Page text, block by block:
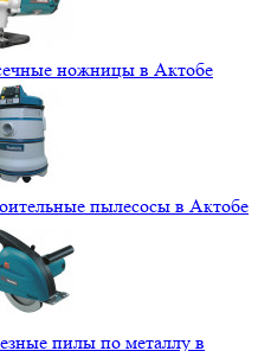
ножницы в Актобе
пылесосы в Актобе
пилы по металлу в